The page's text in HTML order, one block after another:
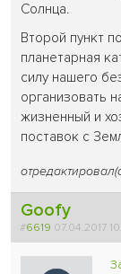
Солнца.
Второй пункт
планетарная
силу нашего
организовать
жизненный и
поставок с
Goofy
#6619 07.04.2017